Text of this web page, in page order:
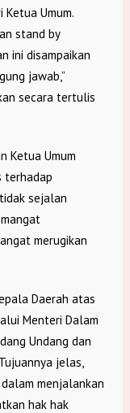
Umum.
stand by
ini disampaikan
jawab,”
secara tertulis
Ketua Umum
terhadap
sejalan
merugikan
Daerah atas
Menteri Dalam
Undang dan
jelas,
menjalankan
hak hak